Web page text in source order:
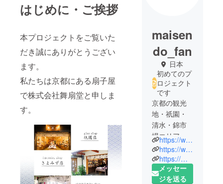
はじめに・ご挨拶
本プロジェクトをご覧いた
だき誠にありがとうござい
ます。
私たちは京都にある扇子屋
で株式会社舞扇堂と申しま
す。
maisen
do_fan
日本
初めてのプ
ロジェクト
です
京都の観光
地・祇園・
清水・錦市
場エリアに
直営店を構
える、扇子
屋です。
https://www.maisendo.co.jp/
https://www.maisendo.co.jp/original/
https://maisendo-shop.co.jp/
メッセー
ジを送る